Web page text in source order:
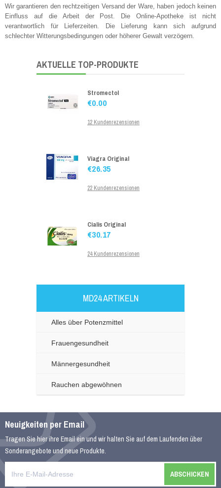
Wir garantieren den rechtzeitigen Versand der Ware, haben jedoch keinen
Einfluss auf die Arbeit der Post. Die Online-Apotheke ist nicht
verantwortlich für Lieferzeiten. Die Lieferung kann sich aufgrund
schlechter Witterungsbedingungen oder höherer Gewalt verzögern.
AKTUELLE TOP-PRODUKTE
Lovegra
€26.18
Stromectol
€0.00
12 Kundenrezensionen
Viagra Original
€26.35
22 Kundenrezensionen
Cialis Original
€30.17
24 Kundenrezensionen
€34.00
13 Kundenrezensionen
€25.00
24 Kundenrezensionen
Cialis Generika
€30.98
21 Kundenrezensionen
MD24 ARTIKELN
Alles über Potenzmittel
Frauengesundheit
Männergesundheit
Rauchen abgewöhnen
Neuigkeiten per Email
Tragen Sie hier ihre Email ein und wir halten Sie auf dem Laufenden über
Sonderangebote und neue Produkte.